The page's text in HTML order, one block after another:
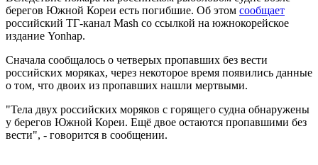
берегов Южной Кореи есть погибшие. Об этом сообщает
российский ТГ-канал Mash со ссылкой на южнокорейское
издание Yonhap.
Сначала сообщалось о четверых пропавших без вести
российских моряках, через некоторое время появились данные
о том, что двоих из пропавших нашли мертвыми.
"Тела двух российских моряков с горящего судна обнаружены
у берегов Южной Кореи. Ещё двое остаются пропавшими без
вести", - говорится в сообщении.